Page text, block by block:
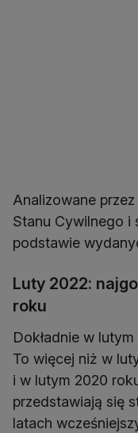
Analizowane
Stanu Cywilnego i
podstawie
Luty 2022:
roku
Dokładnie w
To więcej niż w
i w lutym 2020
przedstawiają się
latach